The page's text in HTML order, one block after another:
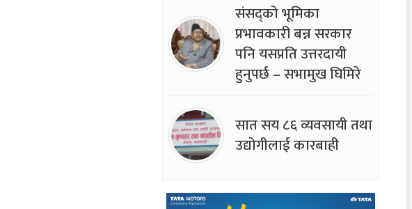
संसद्को भूमिका
प्रभावकारी बन्न सरकार
पनि यसप्रति उत्तरदायी
हुनुपर्छ – सभामुख घिमिरे
सात सय ८६ व्यवसायी तथा
उद्योगीलाई कारबाही